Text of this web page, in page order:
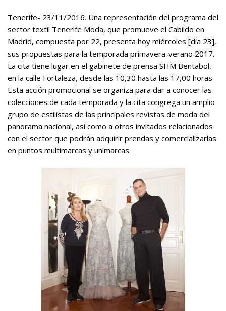
Tenerife- 23/11/2016. Una representación del programa del
sector textil Tenerife Moda, que promueve el Cabildo en
Madrid, compuesta por 22, presenta hoy miércoles [día 23],
sus propuestas para la temporada primavera-verano 2017.
La cita tiene lugar en el gabinete de prensa SHM Bentabol,
en la calle Fortaleza, desde las 10,30 hasta las 17,00 horas.
Esta acción promocional se organiza para dar a conocer las
colecciones de cada temporada y la cita congrega un amplio
grupo de estilistas de las principales revistas de moda del
panorama nacional, así como a otros invitados relacionados
con el sector que podrán adquirir prendas y comercializarlas
en puntos multimarcas y unimarcas.